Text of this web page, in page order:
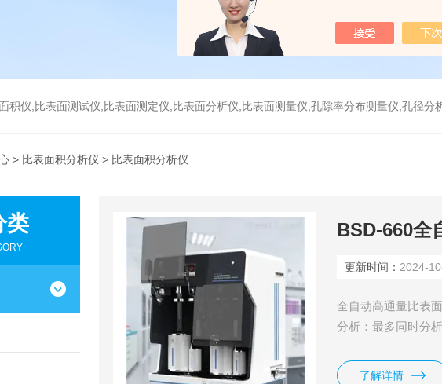
仪,比表面测试仪,比表面测定仪,比表面分析仪,比表面测量仪,孔隙率分布测量仪,孔径分析仪,孔径测试仪,孔结构分
> 比表面积分析仪 > 比表面积分析仪
类 BSD-660全
更新时间： 2024-
全自动高通量比表
分析：最多同时分
了解详情